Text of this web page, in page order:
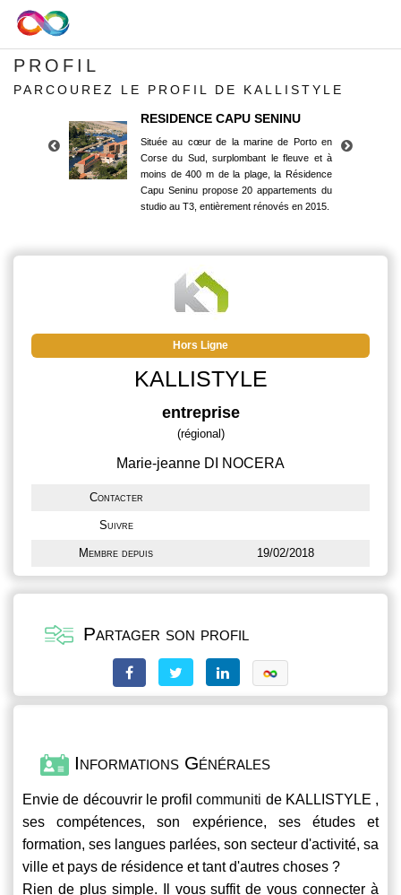
PROFIL
PARCOUREZ LE PROFIL DE KALLISTYLE
RESIDENCE CAPU SENINU
Située au cœur de la marine de Porto en
Corse du Sud, surplombant le fleuve et à
moins de 400 m de la plage, la Résidence
Capu Seninu propose 20 appartements du
studio au T3, entièrement rénovés en 2015.
moins de 400 m de la plage, la Résidence
Capu Seninu propose 20 appartements du
studio au T3, entièrement rénovés en 2015.
Hors Ligne
KALLISTYLE
entreprise
(régional)
Marie-jeanne DI NOCERA
Contacter
Suivre
Membre depuis 19/02/2018
Partager son profil
Informations Générales
Envie de découvrir le profilcommuniti de KALLISTYLE ,
ses compétences, son expérience, ses études et
formation, ses langues parlées, son secteur d'activité, sa
ville et pays de résidence et tant d'autres choses ?
Rien de plus simple. Il vous suffit de vous connecter à